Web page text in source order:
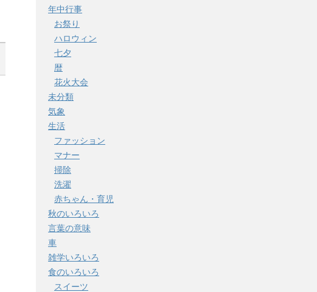
年中行事
お祭り
ハロウィン
七夕
暦
花火大会
未分類
気象
生活
ファッション
マナー
掃除
洗濯
赤ちゃん・育児
秋のいろいろ
言葉の意味
車
雑学いろいろ
食のいろいろ
スイーツ